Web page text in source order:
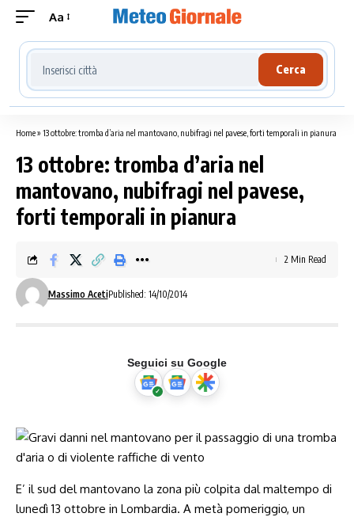
Aa
Cerca località meteo
Cerca
Home» 13 ottobre: tromba d’aria nel mantovano, nubifragi nel pavese, forti temporali in pianura
13 ottobre: tromba d’aria nel
mantovano, nubifragi nel pavese,
forti temporali in pianura
Massimo AcetiPublished: 14/10/2014
2 Min Read
Seguici su Google
E’ il sud del mantovano la zona più colpita dal maltempo di
lunedì 13 ottobre in Lombardia. A metà pomeriggio, un